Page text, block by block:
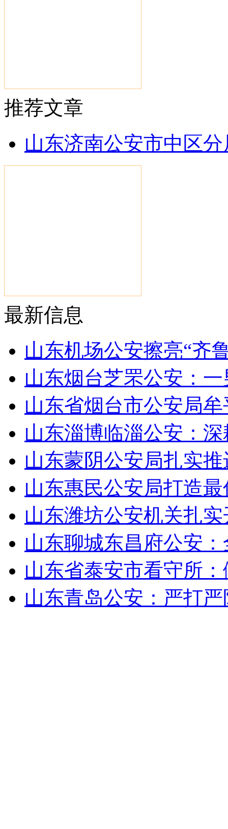
推荐文章
山东济南公安市中区
最新信息
山东机场公安擦亮“齐
山东烟台芝罘公安：
山东省烟台市公安局
山东淄博临淄公安：
山东蒙阴公安局扎实
山东惠民公安局打造
山东潍坊公安机关扎
山东聊城东昌府公安
山东省泰安市看守所
山东青岛公安：严打